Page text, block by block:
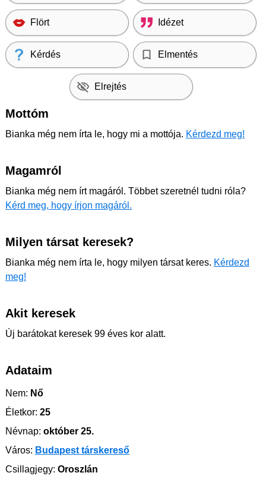
Flört Idézet
Kérdés Elmentés
Elrejtés
Mottóm
Bianka még nem írta le, hogy mi a mottója. Kérdezd meg!
Magamról
Bianka még nem írt magáról. Többet szeretnél tudni róla?
Kérd meg, hogy írjon magáról.
Milyen társat keresek?
Bianka még nem írta le, hogy milyen társat keres. Kérdezd
meg!
Akit keresek
Új barátokat keresek 99 éves kor alatt.
Adataim
Nem: Nő
Életkor: 25
Névnap: október 25.
Város: Budapest társkereső
Csillagjegy: Oroszlán